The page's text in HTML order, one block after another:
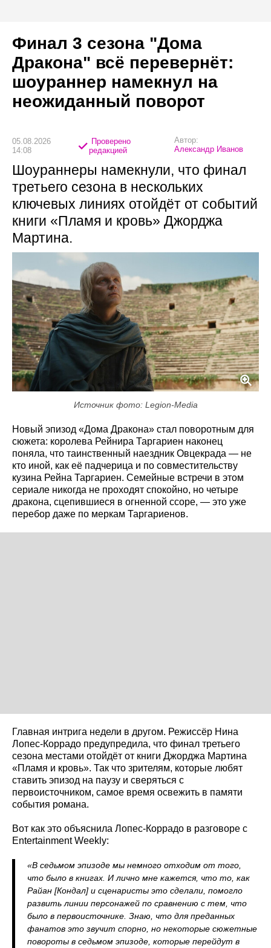
Финал 3 сезона "Дома
Дракона" всё перевернёт:
шоураннер намекнул на
неожиданный поворот
05.08.2026
14:08
Проверено
редакцией
Автор:
Александр Иванов
Шоураннеры намекнули, что финал
третьего сезона в нескольких
ключевых линиях отойдёт от событий
книги «Пламя и кровь» Джорджа
Мартина.
Источник фото: Legion-Media
Новый эпизод «Дома Дракона» стал поворотным для
сюжета: королева Рейнира Таргариен наконец
поняла, что таинственный наездник Овцекрада — не
кто иной, как её падчерица и по совместительству
кузина Рейна Таргариен. Семейные встречи в этом
сериале никогда не проходят спокойно, но четыре
дракона, сцепившиеся в огненной ссоре, — это уже
перебор даже по меркам Таргариенов.
Главная интрига недели в другом. Режиссёр Нина
Лопес-Коррадо предупредила, что финал третьего
сезона местами отойдёт от книги Джорджа Мартина
«Пламя и кровь». Так что зрителям, которые любят
ставить эпизод на паузу и сверяться с
первоисточником, самое время освежить в памяти
события романа.
Вот как это объяснила Лопес-Коррадо в разговоре с
Entertainment Weekly:
«В седьмом эпизоде мы немного отходим от того,
что было в книгах. И лично мне кажется, что то, как
Райан [Кондал] и сценаристы это сделали, помогло
развить линии персонажей по сравнению с тем, что
было в первоисточнике. Знаю, что для преданных
фанатов это звучит спорно, но некоторые сюжетные
повороты в седьмом эпизоде, которые перейдут в